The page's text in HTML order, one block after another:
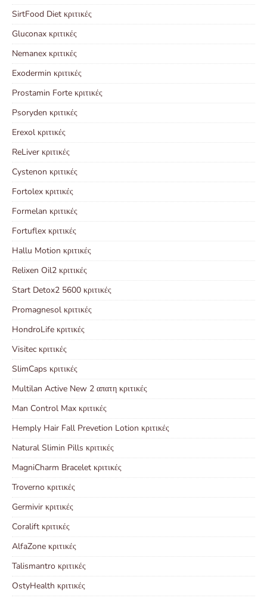
SirtFood Diet κριτικές
Gluconax κριτικές
Nemanex κριτικές
Exodermin κριτικές
Prostamin Forte κριτικές
Psoryden κριτικές
Erexol κριτικές
ReLiver κριτικές
Cystenon κριτικές
Fortolex κριτικές
Formelan κριτικές
Fortuflex κριτικές
Hallu Motion κριτικές
Relixen Oil2 κριτικές
Start Detox2 5600 κριτικές
Promagnesol κριτικές
HondroLife κριτικές
Visitec κριτικές
SlimCaps κριτικές
Multilan Active New 2 απατη κριτικές
Man Control Max κριτικές
Hemply Hair Fall Prevetion Lotion κριτικές
Natural Slimin Pills κριτικές
MagniCharm Bracelet κριτικές
Troverno κριτικές
Germivir κριτικές
Coralift κριτικές
AlfaZone κριτικές
Talismantro κριτικές
OstyHealth κριτικές